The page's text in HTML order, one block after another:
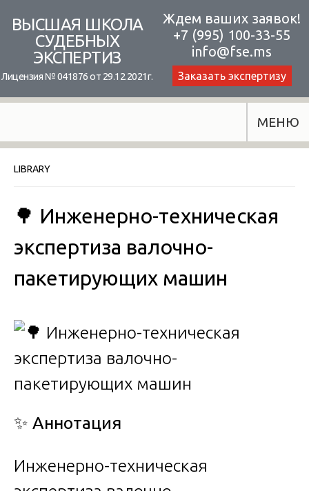
content
ВЫСШАЯ ШКОЛА
СУДЕБНЫХ
ЭКСПЕРТИЗ
Лицензия № 041876 от 29.12.2021г.
Ждем ваших заявок!
+7 (995) 100-33-55
info@fse.ms
Заказать экспертизу
МЕНЮ
LIBRARY
🌳 Инженерно-техническая
экспертиза валочно-
пакетирующих машин
✨ Аннотация
Инженерно-техническая